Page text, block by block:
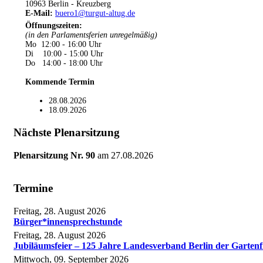
10963 Berlin - Kreuzberg
E-Mail: buero1@turgut-altug.de
Öffnungszeiten:
(in den Parlamentsferien unregelmäßig)
Mo 12:00 - 16:00 Uhr
Di 10:00 - 15:00 Uhr
Do 14:00 - 18:00 Uhr
Kommende Termin
28.08.2026
18.09.2026
Nächste Plenarsitzung
Plenarsitzung Nr. 90 am 27.08.2026
Termine
Freitag, 28. August 2026
Bürger*innensprechstunde
Freitag, 28. August 2026
Jubiläumsfeier – 125 Jahre Landesverband Berlin der
Mittwoch, 09. September 2026